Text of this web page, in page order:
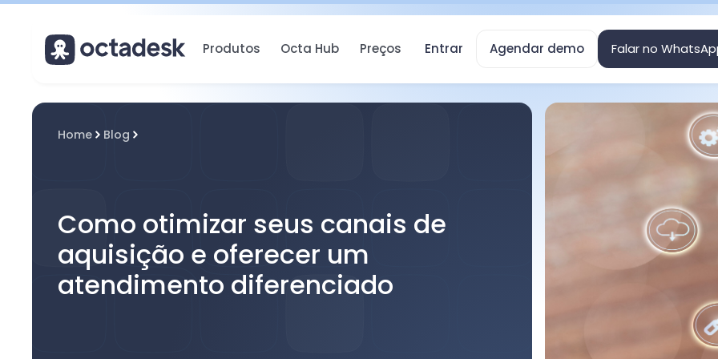
Entrar Agendar demo Falar no
Produtos Octa Hub Preços
Home Blog
Como otimizar seus canais de
aquisição e oferecer um
atendimento diferenciado